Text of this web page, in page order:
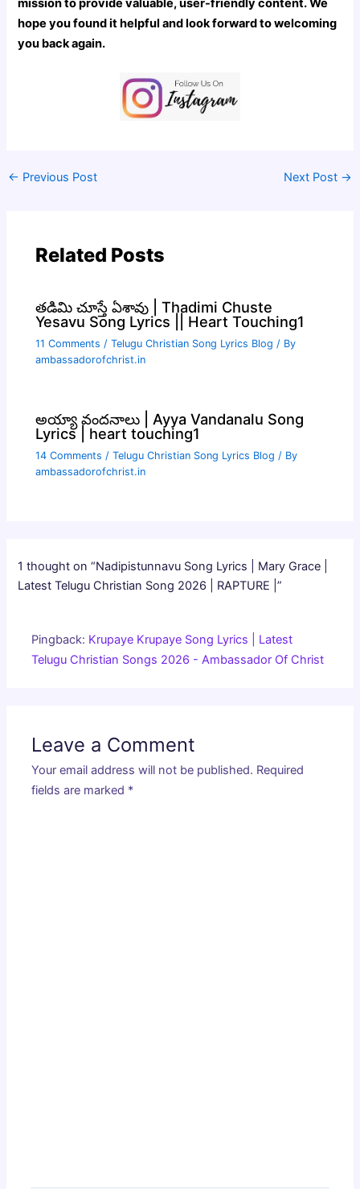
mission to provide valuable, user-friendly content. We
hope you found it helpful and look forward to welcoming
you back again.
← Previous Post Next Post →
Related Posts
తడిమి చూస్తే ఏశావు | Thadimi Chuste
Yesavu Song Lyrics || Heart Touching1
11 Comments /Telugu Christian Song Lyrics Blog / By
ambassadorofchrist.in
అయ్యా వందనాలు | Ayya Vandanalu Song
Lyrics | heart touching1
14 Comments /Telugu Christian Song Lyrics Blog / By
ambassadorofchrist.in
1 thought on “Nadipistunnavu Song Lyrics | Mary Grace |
Latest Telugu Christian Song 2026 | RAPTURE |”
Pingback: Krupaye Krupaye Song Lyrics | Latest
Telugu Christian Songs 2026 - Ambassador Of Christ
Leave a Comment
Your email address will not be published. Required
fields are marked *